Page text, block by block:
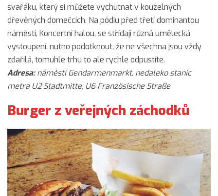
svařáku, který si můžete vychutnat v kouzelných
dřevěných domečcích. Na pódiu před třetí dominantou
náměstí, Koncertní halou, se střídají různá umělecká
vystoupení, nutno podotknout, že ne všechna jsou vždy
zdařilá, tomuhle trhu to ale rychle odpustíte.
Adresa:náměstí Gendarmenmarkt, nedaleko stanic
metra U2 Stadtmitte, U6 Französische Straße
Burger z veřejných záchodků